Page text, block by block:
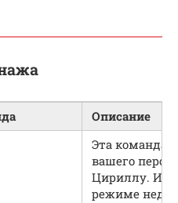
Описание
Эта команда
вашего
Цириллу.
режиме